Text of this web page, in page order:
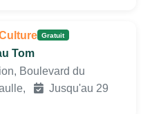
Gratuit
Tom
Boulevard du
Jusqu'au 29